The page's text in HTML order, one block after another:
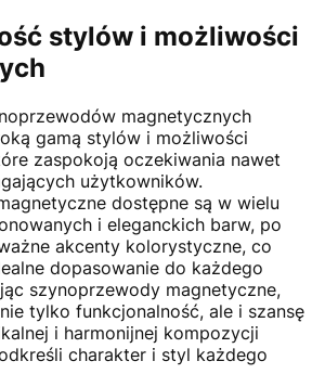
stylów i możliwości
magnetycznych
gamą stylów i możliwości
zaspokoją oczekiwania nawet
użytkowników.
dostępne są w wielu
i eleganckich barw, po
akcenty kolorystyczne, co
dopasowanie do każdego
szynoprzewody magnetyczne,
tylko funkcjonalność, ale i szansę
i harmonijnej kompozycji
charakter i styl każdego